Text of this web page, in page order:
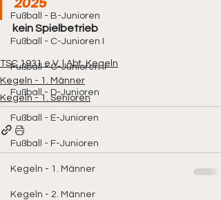
Fußball - B-Junioren
Fußball - C-Junioren I
Fußball - C-Junioren II
Fußball - D-Junioren
Fußball - E-Junioren
Fußball - F-Junioren
Kegeln - 1. Männer
Kegeln - 2. Männer
kein Spielbetrieb
TSC 1931 e.V. | Abt. Kegeln
Kegeln - 1. Männer
Kegeln - 1. Senioren